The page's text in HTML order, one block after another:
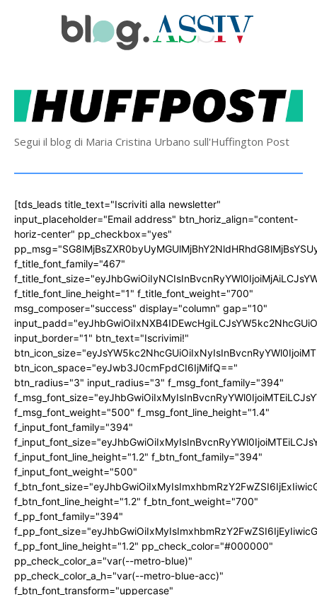
Segui il blog di Maria Cristina Urbano sull'Huffington Post
[tds_leads title_text="Iscriviti alla newsletter"
input_placeholder="Email address" btn_horiz_align="content-
horiz-center" pp_checkbox="yes"
f_title_font_family="467"
f_title_font_line_height="1" f_title_font_weight="700"
msg_composer="success" display="column" gap="10"
input_border="1" btn_text="Iscrivimi!"
btn_icon_space="eyJwb3J0cmFpdCI6IjMifQ=="
btn_radius="3" input_radius="3" f_msg_font_family="394"
f_msg_font_weight="500" f_msg_font_line_height="1.4"
f_input_font_family="394"
f_input_font_line_height="1.2" f_btn_font_family="394"
f_input_font_weight="500"
f_btn_font_line_height="1.2" f_btn_font_weight="700"
f_pp_font_family="394"
f_pp_font_line_height="1.2" pp_check_color="#000000"
pp_check_color_a="var(--metro-blue)"
pp_check_color_a_h="var(--metro-blue-acc)"
f_btn_font_transform="uppercase"